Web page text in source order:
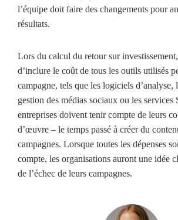
l’équipe doit faire des changements pour
résultats.
Lors du calcul du retour sur
d’inclure le coût de tous les outils utilisés
campagne, tels que les logiciels d’analyse,
gestion des médias sociaux ou les
entreprises doivent tenir compte de leurs
d’œuvre – le temps passé à créer du
campagnes. Lorsque toutes les dépenses
compte, les organisations auront une idée
de l’échec de leurs campagnes.